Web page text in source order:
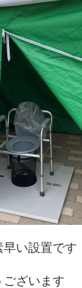
い設置です
ざいます